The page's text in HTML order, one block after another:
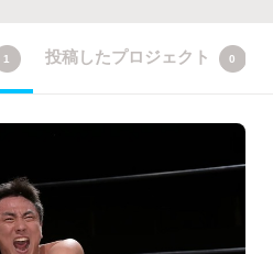
1 投稿したプロジェクト 0